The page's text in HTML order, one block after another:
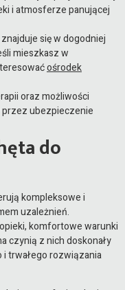
i atmosferze panującej
się w dogodniej
mieszkasz w
ośrodek
oraz możliwości
ubezpieczenie
do
kompleksowe i
uzależnień.
komfortowe warunki
czynią z nich doskonały
trwałego rozwiązania